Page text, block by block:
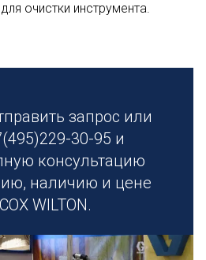
очистки инструмента.
запрос или
30-95 и
консультацию
наличию и цене
WILTON.